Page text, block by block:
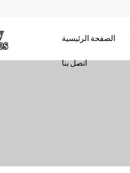
الصفحة الرئيسية
اتصل بنا